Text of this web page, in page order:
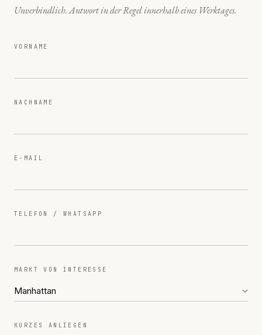
Unverbindlich. Antwort in der Regel innerhalb eines Werktages.
VORNAME
NACHNAME
E-MAIL
TELEFON / WHATSAPP
MARKT VON INTERESSE
KURZES ANLIEGEN